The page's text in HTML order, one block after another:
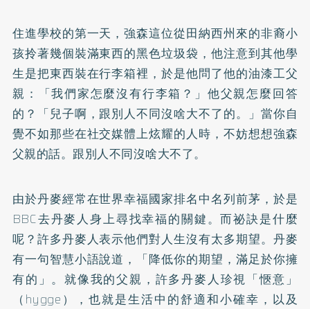
住進學校的第一天，強森這位從田納西州來的非裔小
孩拎著幾個裝滿東西的黑色垃圾袋，他注意到其他學
生是把東西裝在行李箱裡，於是他問了他的油漆工父
親：「我們家怎麼沒有行李箱？」他父親怎麼回答
的？「兒子啊，跟別人不同沒啥大不了的。」當你自
覺不如那些在社交媒體上炫耀的人時，不妨想想強森
父親的話。跟別人不同沒啥大不了。
由於丹麥經常在世界幸福國家排名中名列前茅，於是
BBC去丹麥人身上尋找幸福的關鍵。而祕訣是什麼
呢？許多丹麥人表示他們對人生沒有太多期望。丹麥
有一句智慧小語說道，「降低你的期望，滿足於你擁
有的」。就像我的父親，許多丹麥人珍視「愜意」
（hygge），也就是生活中的舒適和小確幸，以及